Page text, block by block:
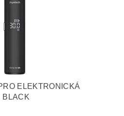
ELEKTRONICKÁ
BLACK